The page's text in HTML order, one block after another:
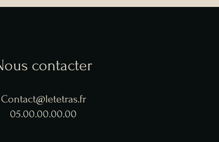
contacter
Contact@letetras.fr
05.00.00.00.00